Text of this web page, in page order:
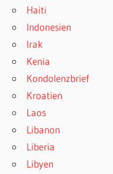
Haiti
Indonesien
Irak
Kenia
Kondolenzbrief
Kroatien
Laos
Libanon
Liberia
Libyen